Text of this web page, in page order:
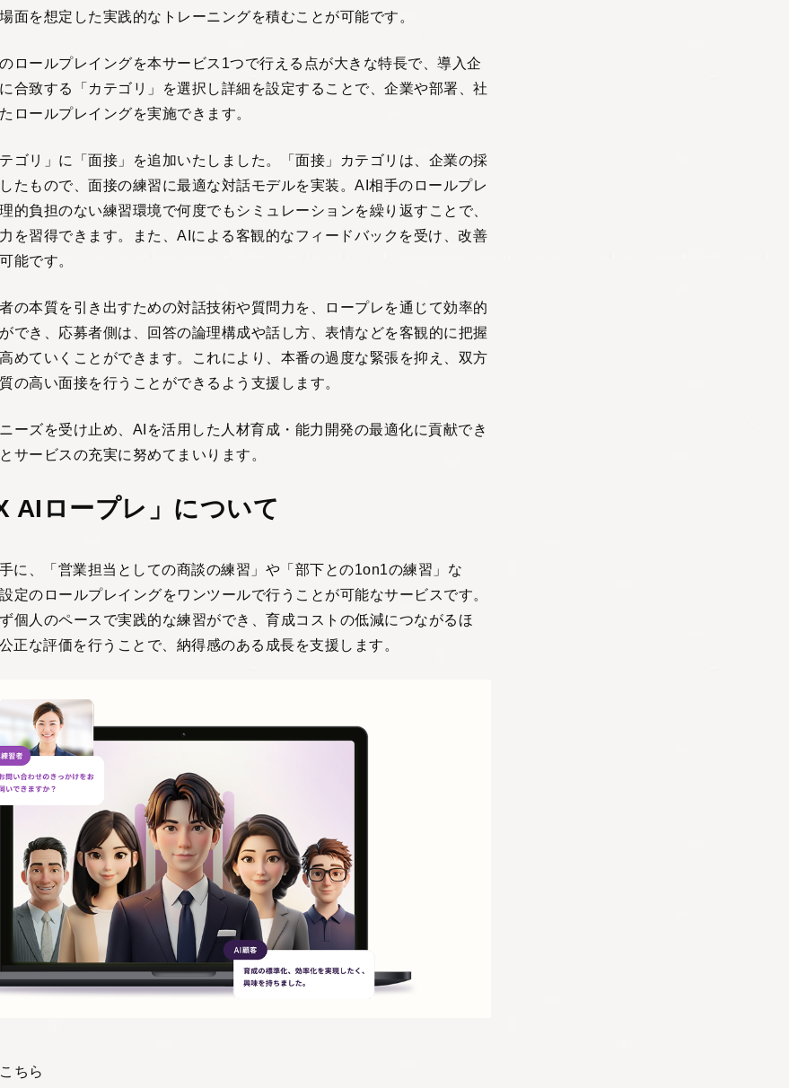
面を想定した実践的なトレーニングを積むことが可能です。
ロールプレイングを本サービス1つで行える点が大きな特長で、導入企
合致する「カテゴリ」を選択し詳細を設定することで、企業や部署、社
ロールプレイングを実施できます。
ゴリ」に「面接」を追加いたしました。「面接」カテゴリは、企業の採
たもので、面接の練習に最適な対話モデルを実装。AI相手のロールプレ
的負担のない練習環境で何度でもシミュレーションを繰り返すことで、
を習得できます。また、AIによる客観的なフィードバックを受け、改善
能です。
の本質を引き出すための対話技術や質問力を、ロープレを通じて効率的
でき、応募者側は、回答の論理構成や話し方、表情などを客観的に把握
めていくことができます。これにより、本番の過度な緊張を抑え、双方
の高い面接を行うことができるよう支援します。
ーズを受け止め、AIを活用した人材育成・能力開発の最適化に貢献でき
サービスの充実に努めてまいります。
AIロープレ」について
に、「営業担当としての商談の練習」や「部下との1on1の練習」な
定のロールプレイングをワンツールで行うことが可能なサービスです。
個人のペースで実践的な練習ができ、育成コストの低減につながるほ
正な評価を行うことで、納得感のある成長を支援します。
ちら